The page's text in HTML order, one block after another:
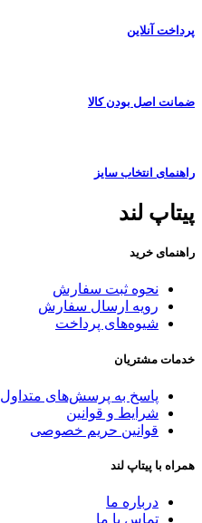
پرداخت آنلاین
ضمانت اصل بودن کالا
راهنمای انتخاب سایز
پیتاپ لند
راهنمای خرید
نحوه ثبت سفارش
رویه ارسال سفارش
شیوه‌های پرداخت
خدمات مشتریان
پاسخ به پرسش‌های متداول
شرایط و قوانین
قوانین حریم خصوصی
همراه با پیتاپ لند
درباره ما
تماس با ما